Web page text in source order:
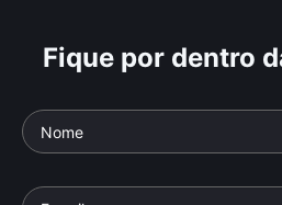
Fique por dentro